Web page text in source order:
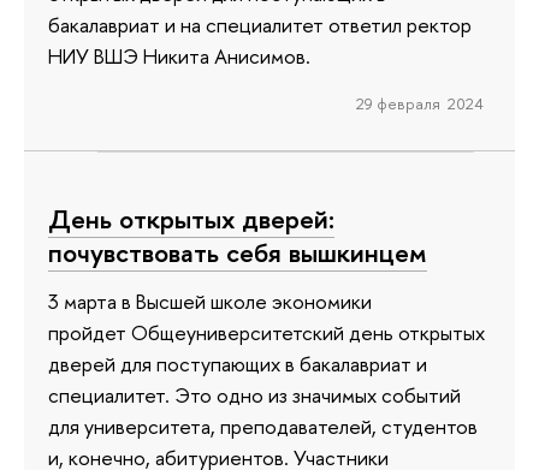
бакалавриат и на специалитет ответил ректор
НИУ ВШЭ Никита Анисимов.
29 февраля 2024
День открытых дверей:
почувствовать себя вышкинцем
3 марта в Высшей школе экономики
пройдет Общеуниверситетский день открытых
дверей для поступающих в бакалавриат и
специалитет. Это одно из значимых событий
для университета, преподавателей, студентов
и, конечно, абитуриентов. Участники